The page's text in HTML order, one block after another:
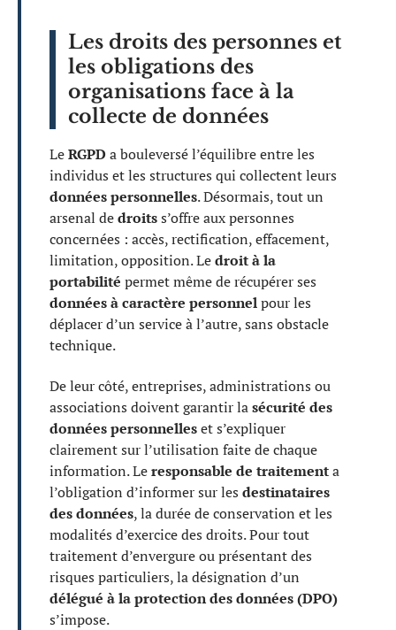
Les droits des personnes et
les obligations des
organisations face à la
collecte de données
LeRGPDa bouleversé l’équilibre entre les
individus et les structures qui collectent leurs
données personnelles. Désormais, tout un
arsenal dedroitss’offre aux personnes
concernées : accès, rectification, effacement,
limitation, opposition. Ledroit à la
portabilité permet même de récupérer ses
données à caractère personnelpour les
déplacer d’un service à l’autre, sans obstacle
technique.
De leur côté, entreprises, administrations ou
associations doivent garantir lasécurité des
données personnelleset s’expliquer
clairement sur l’utilisation faite de chaque
information. Leresponsable de traitementa
l’obligation d’informer sur les destinataires
des données, la durée de conservation et les
modalités d’exercice des droits. Pour tout
traitement d’envergure ou présentant des
risques particuliers, la désignation d’un
délégué à la protection des données (DPO)
s’impose.